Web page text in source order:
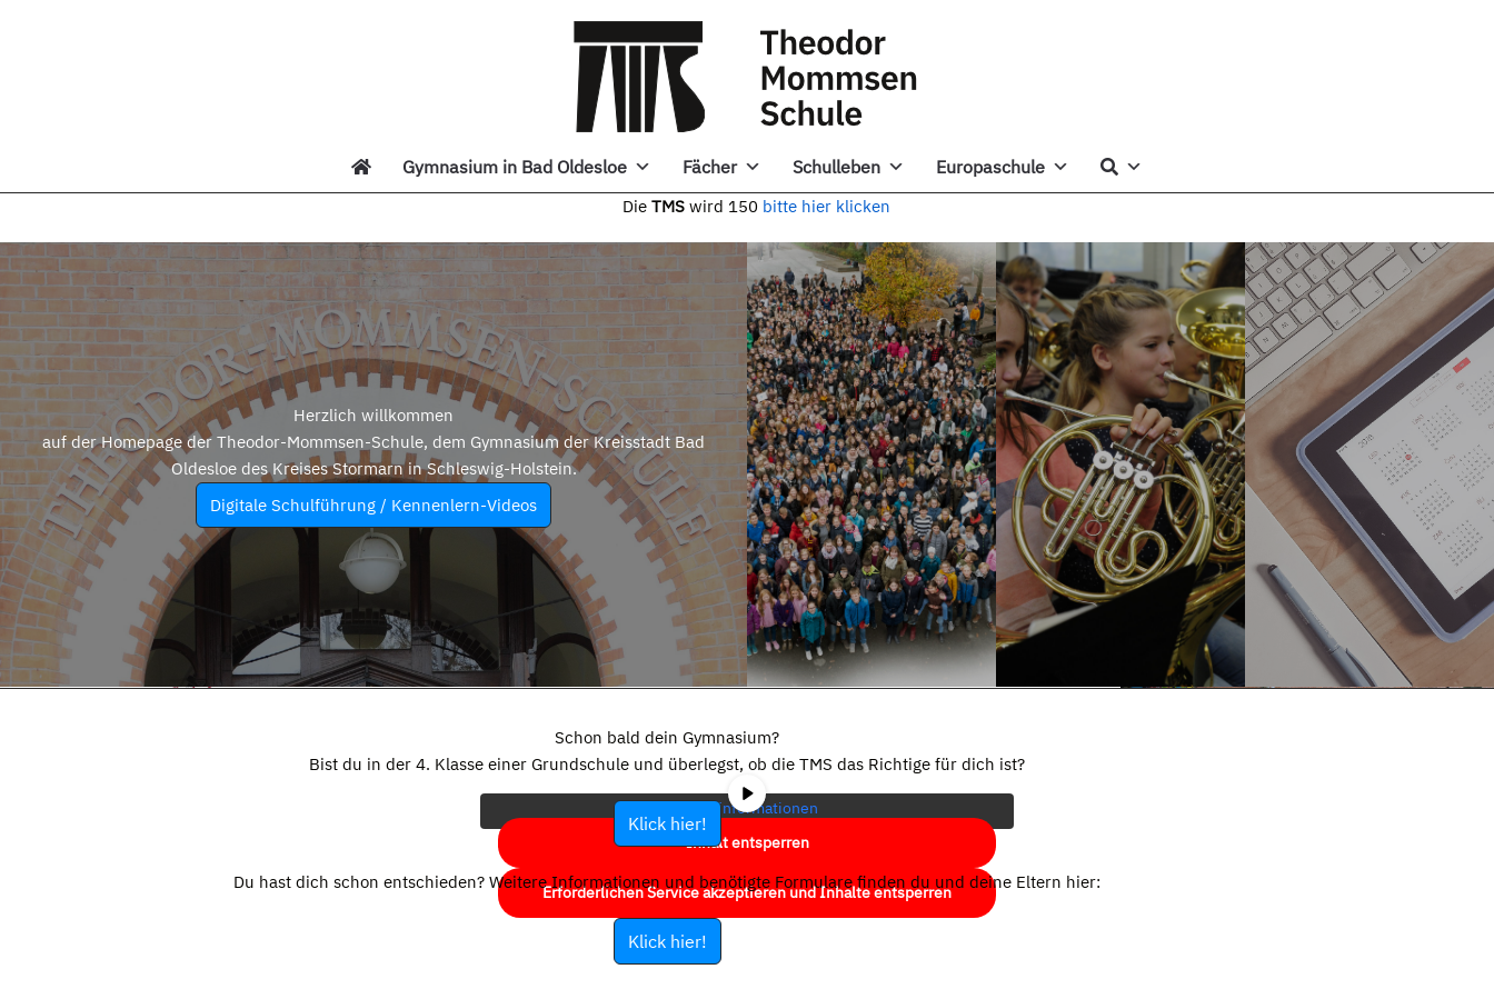
Gymnasium in Bad Oldesloe Fächer Schulleben Europaschule
Die TMS wird 150 bitte hier klicken
Herzlich willkommen
auf der Homepage der Theodor-Mommsen-Schule, dem Gymnasium der Kreisstadt Bad
Oldesloe des Kreises Stormarn in Schleswig-Holstein.
Digitale Schulführung / Kennenlern-Videos
eigentlichen Inhalt zuzugreifen, klicken Sie auf die Schaltfläche unten.
Bitte beachten Sie, dass dabei Daten an Drittanbieter weitergegeben
werden.
Mehr Informationen
Inhalt entsperren
Erforderlichen Service akzeptieren und Inhalte entsperren
Schon bald dein Gymnasium?
Bist du in der 4. Klasse einer Grundschule und überlegst, ob die TMS das Richtige für dich ist?
Klick hier!
Du hast dich schon entschieden? Weitere Informationen und benötigte Formulare finden du und deine Eltern hier:
Klick hier!